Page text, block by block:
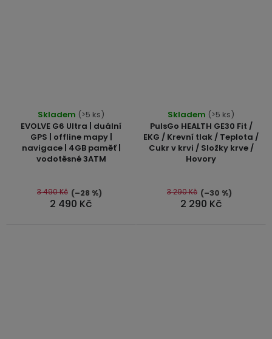
EVOLVE G6 Ultra | duální
GPS | offline mapy |
navigace | 4GB paměť |
vodotěsné 3ATM
hodnocení
produktu
je
5,0
5
hvězdiček.
Skladem (>5 ks)
2 490 Kč
3 490 Kč (–28 %)
PulsGo HEALTH GE30 Fit /
EKG / Krevní tlak / Teplota /
Cukr v krvi / Složky krve /
Hovory
Skladem (>5 ks)
2 290 Kč
3 290 Kč (–30 %)